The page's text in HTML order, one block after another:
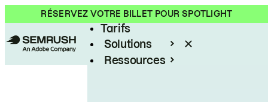
RÉSERVEZ VOTRE BILLET POUR SPOTLIGHT
Produit
Tarifs
Solutions
Ressources